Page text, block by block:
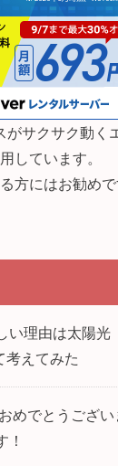
がサクサク動く
しています。
方にはお勧めで
い理由は太陽光
考えてみた
めでとうござ
！